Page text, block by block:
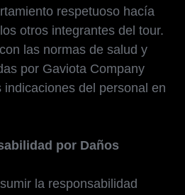
respetuoso hacía
otros integrantes del tour.
las normas de salud y
por Gaviota Company
indicaciones del personal en
por Daños
la responsabilidad